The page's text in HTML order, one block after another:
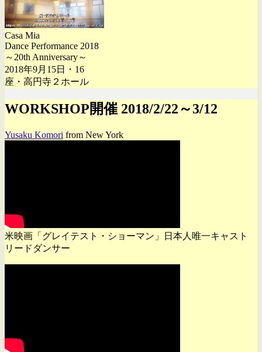
Casa Mia
Dance Performance 2018
～20th Anniversary～
2018年9月15日・16
座・高円寺２ホール
WORKSHOP開催 2018/2/22～3/12
Yusaku Komori from New York
米映画「グレイテスト・ショーマン」日本人唯一キャスト
リードダンサー